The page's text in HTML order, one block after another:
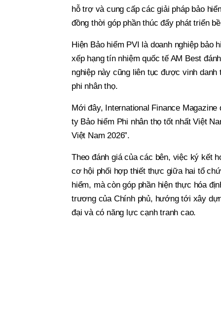
hỗ trợ và cung cấp các giải pháp bảo
đồng thời góp phần thúc đẩy phát triển
Hiện Bảo hiểm PVI là doanh nghiệp
xếp hạng tín nhiệm quốc tế AM Best
nghiệp này cũng liên tục được vinh
phi nhân thọ.
Mới đây, International Finance
ty Bảo hiểm Phi nhân thọ tốt nhất Việt
Việt Nam 2026”.
Theo đánh giá của các bên, việc ký kết
cơ hội phối hợp thiết thực giữa hai tổ
hiểm, mà còn góp phần hiện thực hóa
trương của Chính phủ, hướng tới xây
đại và có năng lực cạnh tranh cao.